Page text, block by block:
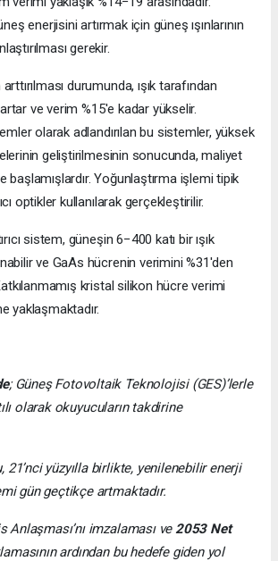
enerjisini artırmak için güneş ışınlarının
gerekir.
durumunda, ışık tarafından
artar ve verim %15'e kadar yükselir.
olarak adlandırılan bu sistemler, yüksek
geliştirilmesinin sonucunda, maliyet
başlamışlardır. Yoğunlaştırma işlemi tipik
optikler kullanılarak gerçekleştirilir.
sistem, güneşin 6−400 katı bir ışık
ve GaAs hücrenin verimini %31'den
kristal silikon hücre verimi
yaklaşmaktadır.
; Güneş Fotovoltaik Teknolojisi (GES)’lerle
olarak okuyucuların takdirine
21’nci yüzyılla birlikte, yenilenebilir enerji
gün geçtikçe artmaktadır.
Anlaşması’nı imzalaması ve2053 Net
ardından bu hedefe giden yol